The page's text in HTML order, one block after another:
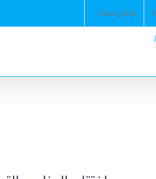
تواصل معنا